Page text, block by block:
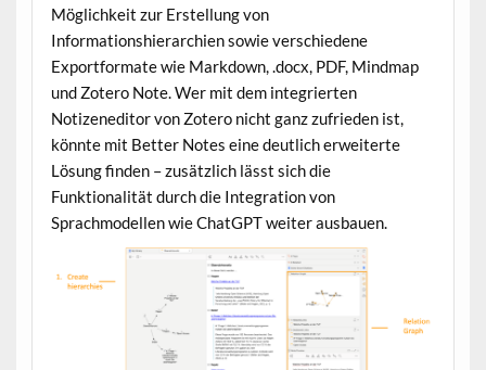
Möglichkeit zur Erstellung von
Informationshierarchien sowie verschiedene
Exportformate wie Markdown, .docx, PDF, Mindmap
und Zotero Note. Wer mit dem integrierten
Notizeneditor von Zotero nicht ganz zufrieden ist,
könnte mit Better Notes eine deutlich erweiterte
Lösung finden – zusätzlich lässt sich die
Funktionalität durch die Integration von
Sprachmodellen wie ChatGPT weiter ausbauen.